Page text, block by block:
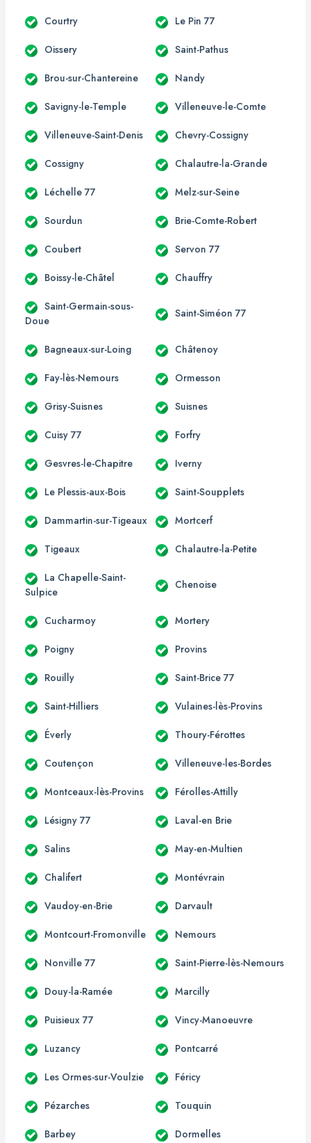
Courtry Le Pin 77
Oissery Saint-Pathus
Brou-sur-Chantereine Nandy
Savigny-le-Temple Villeneuve-le-Comte
Villeneuve-Saint-Denis Chevry-Cossigny
Cossigny Chalautre-la-Grande
Léchelle 77 Melz-sur-Seine
Sourdun Brie-Comte-Robert
Coubert Servon 77
Boissy-le-Châtel Chauffry
Saint-Germain-sous-
Doue
Saint-Siméon 77
Bagneaux-sur-Loing Châtenoy
Fay-lès-Nemours Ormesson
Grisy-Suisnes Suisnes
Cuisy 77 Forfry
Gesvres-le-Chapitre Iverny
Le Plessis-aux-Bois Saint-Soupplets
Dammartin-sur-Tigeaux Mortcerf
Tigeaux Chalautre-la-Petite
La Chapelle-Saint-
Sulpice
Chenoise
Cucharmoy Mortery
Poigny Provins
Rouilly Saint-Brice 77
Saint-Hilliers Vulaines-lès-Provins
Éverly Thoury-Férottes
Coutençon Villeneuve-les-Bordes
Montceaux-lès-Provins Férolles-Attilly
Lésigny 77 Laval-en Brie
Salins May-en-Multien
Chalifert Montévrain
Vaudoy-en-Brie Darvault
Montcourt-Fromonville Nemours
Nonville 77 Saint-Pierre-lès-Nemours
Douy-la-Ramée Marcilly
Puisieux 77 Vincy-Manoeuvre
Luzancy Pontcarré
Les Ormes-sur-Voulzie Féricy
Pézarches Touquin
Barbey Dormelles